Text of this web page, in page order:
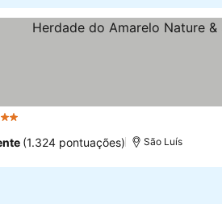
2 Estrelas
(1.324 pontuações) São Luís